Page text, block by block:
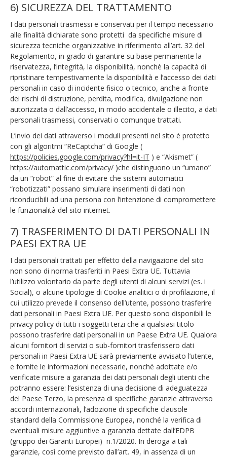
6) SICUREZZA DEL TRATTAMENTO
I dati personali trasmessi e conservati per il tempo necessario
alle finalità dichiarate sono protetti da specifiche misure di
sicurezza tecniche organizzative in riferimento all’art. 32 del
Regolamento, in grado di garantire su base permanente la
riservatezza, l’integrità, la disponibilità, nonchè la capacità di
ripristinare tempestivamente la disponibilità e l’accesso dei dati
personali in caso di incidente fisico o tecnico, anche a fronte
dei rischi di distruzione, perdita, modifica, divulgazione non
autorizzata o dall’accesso, in modo accidentale o illecito, a dati
personali trasmessi, conservati o comunque trattati.
L’invio dei dati attraverso i moduli presenti nel sito è protetto
con gli algoritmi “ReCaptcha” di Google (
https://policies.google.com/privacy?hl=it-IT ) e “Akismet” (
https://automattic.com/privacy/ )che distinguono un “umano”
da un “robot” al fine di evitare che sistemi automatici
“robotizzati” possano simulare inserimenti di dati non
riconducibili ad una persona con l’intenzione di compromettere
le funzionalità del sito internet.
7) TRASFERIMENTO DI DATI PERSONALI IN
PAESI EXTRA UE
I dati personali trattati per effetto della navigazione del sito
non sono di norma trasferiti in Paesi Extra UE. Tuttavia
l’utilizzo volontario da parte degli utenti di alcuni servizi (es. i
Social), o alcune tipologie di Cookie analitici o di profilazione, il
cui utilizzo prevede il consenso dell’utente, possono trasferire
dati personali in Paesi Extra UE. Per questo sono disponibili le
privacy policy di tutti i soggetti terzi che a qualsiasi titolo
possono trasferire dati personali in un Paese Extra UE. Qualora
alcuni fornitori di servizi o sub-fornitori trasferissero dati
personali in Paesi Extra UE sarà previamente avvisato l’utente,
e fornite le informazioni necessarie, nonché adottate e/o
verificate misure a garanzia dei dati personali degli utenti che
potranno essere: l’esistenza di una decisione di adeguatezza
del Paese Terzo, la presenza di specifiche garanzie attraverso
accordi internazionali, l’adozione di specifiche clausole
standard della Commissione Europea, nonché la verifica di
eventuali misure aggiuntive a garanzia dettate dall’EDPB
(gruppo dei Garanti Europei) n.1/2020. In deroga a tali
garanzie, così come previsto dall’art. 49, in assenza di un